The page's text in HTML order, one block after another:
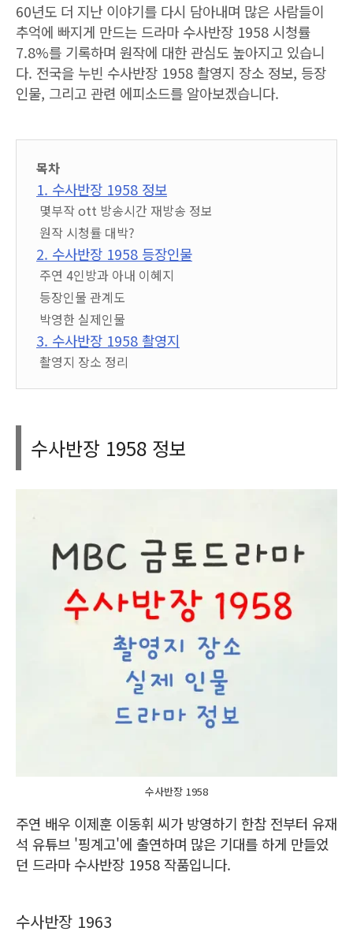
60년도 더 지난 이야기를 다시 담아내며 많은 사람들이
추억에 빠지게 만드는 드라마 수사반장 1958 시청률
7.8%를 기록하며 원작에 대한 관심도 높아지고 있습니
다. 전국을 누빈 수사반장 1958 촬영지 장소 정보, 등장
인물, 그리고 관련 에피소드를 알아보겠습니다.
목차
1. 수사반장 1958 정보
몇부작 ott 방송시간 재방송 정보
원작 시청률 대박?
2. 수사반장 1958 등장인물
주연 4인방과 아내 이혜지
등장인물 관계도
박영한 실제인물
3. 수사반장 1958 촬영지
촬영지 장소 정리
수사반장 1958 정보
수사반장 1958
주연 배우 이제훈 이동휘 씨가 방영하기 한참 전부터 유재
석 유튜브 '핑계고'에 출연하며 많은 기대를 하게 만들었
던 드라마 수사반장 1958 작품입니다.
수사반장 1963